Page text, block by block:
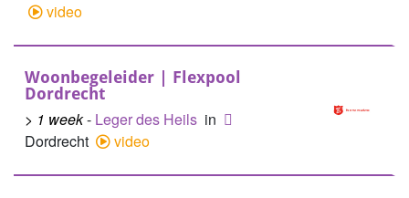
video
Woonbegeleider | Flexpool
Dordrecht
> 1 week- Leger des Heils in
Dordrecht
video